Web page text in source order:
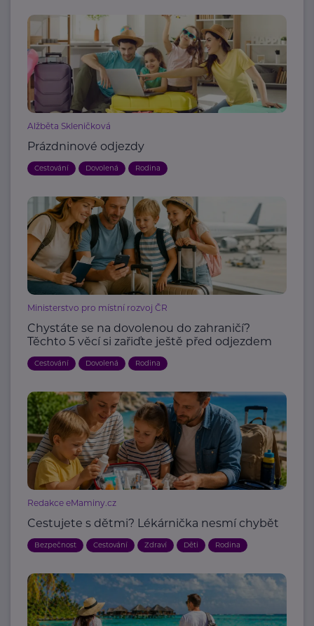
Alžběta Skleničková
Prázdninové odjezdy
Cestování Dovolená Rodina
Ministerstvo pro místní rozvoj ČR
Chystáte se na dovolenou do zahraničí?
Těchto 5 věcí si zařiďte ještě před odjezdem
Cestování Dovolená Rodina
Redakce eMaminy.cz
Cestujete s dětmi? Lékárnička nesmí chybět
Bezpečnost Cestování Zdraví Děti Rodina